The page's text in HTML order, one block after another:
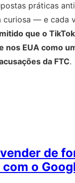
práticas
curiosa — e cada
que o
nos EUA como
da FTC.
de
o